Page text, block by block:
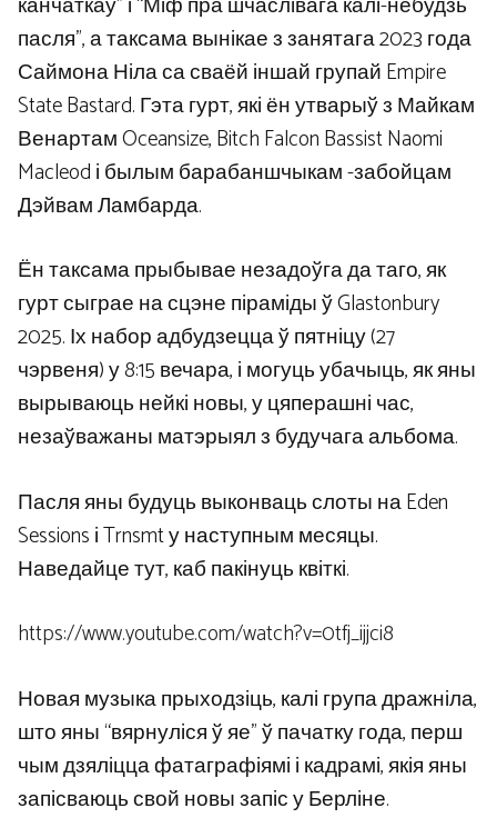
пасля”, а таксама вынікае з занятага 2023 года
Саймона Ніла са сваёй іншай групай Empire
State Bastard. Гэта гурт, які ён утварыў з Майкам
Венартам Oceansize, Bitch Falcon Bassist Naomi
Macleod і былым барабаншчыкам -забойцам
Дэйвам Ламбарда.
Ён таксама прыбывае незадоўга да таго, як
гурт сыграе на сцэне піраміды ў Glastonbury
2025. Іх набор адбудзецца ў пятніцу (27
чэрвеня) у 8:15 вечара, і могуць убачыць, як яны
вырываюць нейкі новы, у цяперашні час,
незаўважаны матэрыял з будучага альбома.
Пасля яны будуць выконваць слоты на Eden
Sessions і Trnsmt у наступным месяцы.
Наведайце тут, каб пакінуць квіткі.
https://www.youtube.com/watch?v=0tfj_ijjci8
Новая музыка прыходзіць, калі група дражніла,
што яны “вярнуліся ў яе” ў пачатку года, перш
чым дзяліцца фатаграфіямі і кадрамі, якія яны
запісваюць свой новы запіс у Берліне.